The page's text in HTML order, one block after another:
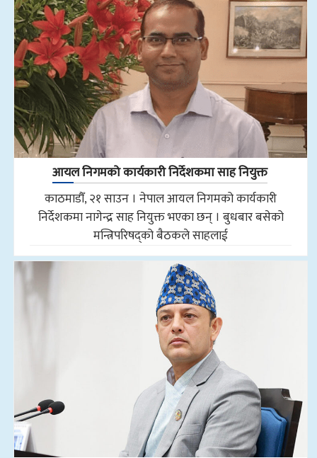
आयल निगमको कार्यकारी निर्देशकमा साह नियुक्त
काठमाडौँ, २१ साउन । नेपाल आयल निगमको कार्यकारी
निर्देशकमा नागेन्द्र साह नियुक्त भएका छन् । बुधबार बसेको
मन्त्रिपरिषद्को बैठकले साहलाई